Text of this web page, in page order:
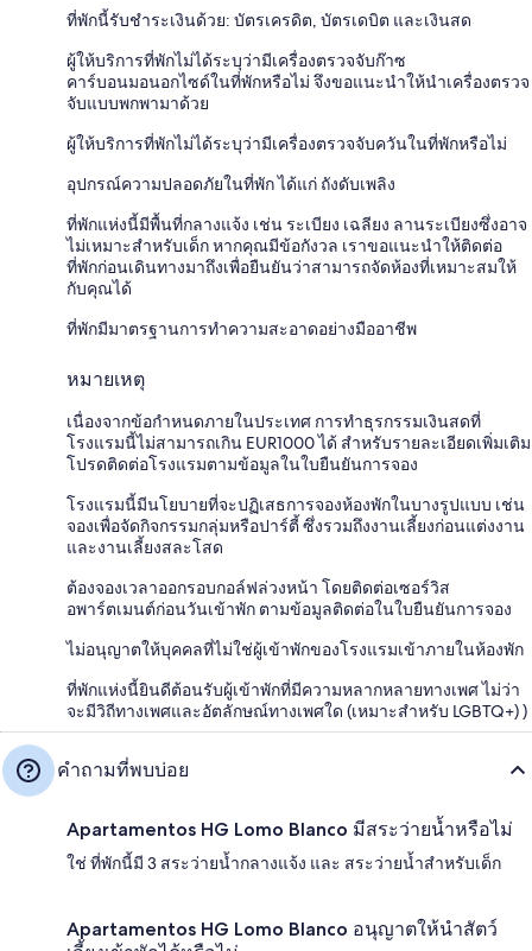
ที่พักนี้รับชำระเงินด้วย: บัตรเครดิต, บัตรเดบิต และเงินสด
ผู้ให้บริการที่พักไม่ได้ระบุว่ามีเครื่องตรวจจับก๊าซ
คาร์บอนมอนอกไซด์ในที่พักหรือไม่ จึงขอแนะนำให้นำเครื่องตรวจ
จับแบบพกพามาด้วย
ผู้ให้บริการที่พักไม่ได้ระบุว่ามีเครื่องตรวจจับควันในที่พักหรือไม่
อุปกรณ์ความปลอดภัยในที่พัก ได้แก่ ถังดับเพลิง
ที่พักแห่งนี้มีพื้นที่กลางแจ้ง เช่น ระเบียง เฉลียง ลานระเบียงซึ่งอาจ
ไม่เหมาะสำหรับเด็ก หากคุณมีข้อกังวล เราขอแนะนำให้ติดต่อ
ที่พักก่อนเดินทางมาถึงเพื่อยืนยันว่าสามารถจัดห้องที่เหมาะสมให้
กับคุณได้
ที่พักมีมาตรฐานการทำความสะอาดอย่างมืออาชีพ
หมายเหตุ
เนื่องจากข้อกำหนดภายในประเทศ การทำธุรกรรมเงินสดที่
โรงแรมนี้ไม่สามารถเกิน EUR1000 ได้ สำหรับรายละเอียดเพิ่มเติม
โปรดติดต่อโรงแรมตามข้อมูลในใบยืนยันการจอง
โรงแรมนี้มีนโยบายที่จะปฏิเสธการจองห้องพักในบางรูปแบบ เช่น
จองเพื่อจัดกิจกรรมกลุ่มหรือปาร์ตี้ ซึ่งรวมถึงงานเลี้ยงก่อนแต่งงาน
และงานเลี้ยงสละโสด
ต้องจองเวลาออกรอบกอล์ฟล่วงหน้า โดยติดต่อเซอร์วิส
อพาร์ตเมนต์ก่อนวันเข้าพัก ตามข้อมูลติดต่อในใบยืนยันการจอง
ไม่อนุญาตให้บุคคลที่ไม่ใช่ผู้เข้าพักของโรงแรมเข้าภายในห้องพัก
ที่พักแห่งนี้ยินดีต้อนรับผู้เข้าพักที่มีความหลากหลายทางเพศ ไม่ว่า
จะมีวิถีทางเพศและอัตลักษณ์ทางเพศใด (เหมาะสำหรับ LGBTQ+) )
คำถามที่พบบ่อย
Apartamentos HG Lomo Blanco มีสระว่ายน้ำหรือไม่
ใช่ ที่พักนี้มี 3 สระว่ายน้ำกลางแจ้ง และ สระว่ายน้ำสำหรับเด็ก
Apartamentos HG Lomo Blanco อนุญาตให้นำสัตว์